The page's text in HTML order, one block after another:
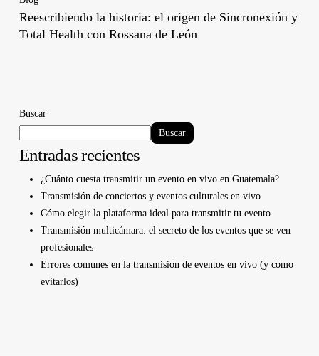
Reescribiendo la historia: el origen de Sincronexión y
Total Health con Rossana de León
Buscar
Buscar
Entradas recientes
¿Cuánto cuesta transmitir un evento en vivo en Guatemala?
Transmisión de conciertos y eventos culturales en vivo
Cómo elegir la plataforma ideal para transmitir tu evento
Transmisión multicámara: el secreto de los eventos que se ven
profesionales
Errores comunes en la transmisión de eventos en vivo (y cómo
evitarlos)